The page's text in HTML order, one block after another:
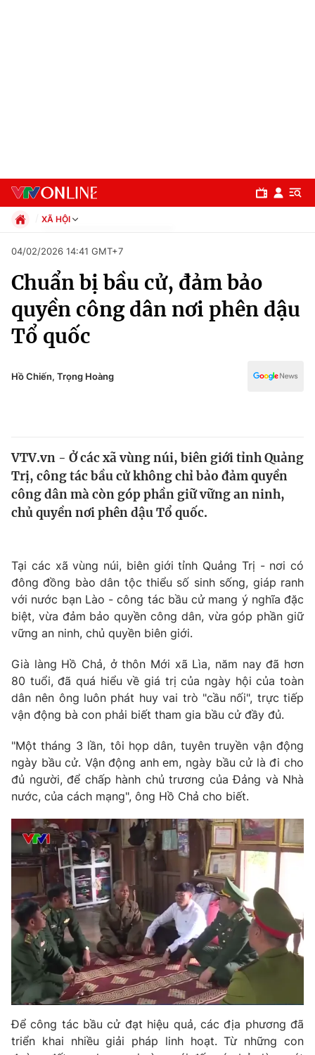
Chuyên mục
Chính trị
Thế giới
Tin tức
Câu chuyện quốc tế
Kinh tế
Thị trường
Góc doanh nghiệp
Dữ liệu và đời sống
Truyền hình
Phim VTV
Hậu trường
Nhân vật
Khán giả
Giải sao mai
Điện ảnh
Âm nhạc
Đời sống
Du lịch
Làm đẹp
Chất lượng cuộc sống
Tuyển sinh
Học trực tuyến
Công nghệ
Hitech Công nghệ tương lai
Sản phẩm
Thị trường
Tư vấn
Lịch phát sóng
Chuyên mục khác
Emagazine Podcast
Photo Infographic
Video Shorts video
VTV Money VTV Thể thao
XÃ HỘI
Xã hội
Pháp luật
Kinh tế
Thể thao
Truyền hình
Văn hóa - Giải trí
Đời sống
04/02/2026 14:41 GMT+7
Chuẩn bị bầu cử, đảm bảo
quyền công dân nơi phên dậu
Tổ quốc
Hồ Chiến, Trọng Hoàng
VTV.vn - Ở các xã vùng núi, biên giới tỉnh Quảng
Trị, công tác bầu cử không chỉ bảo đảm quyền
công dân mà còn góp phần giữ vững an ninh,
chủ quyền nơi phên dậu Tổ quốc.
Tại các xã vùng núi, biên giới tỉnh Quảng Trị - nơi có
đông đồng bào dân tộc thiểu số sinh sống, giáp ranh
với nước bạn Lào - công tác bầu cử mang ý nghĩa đặc
biệt, vừa đảm bảo quyền công dân, vừa góp phần giữ
vững an ninh, chủ quyền biên giới.
Già làng Hồ Chả, ở thôn Mới xã Lìa, năm nay đã hơn
80 tuổi, đã quá hiểu về giá trị của ngày hội của toàn
dân nên ông luôn phát huy vai trò "cầu nối", trực tiếp
vận động bà con phải biết tham gia bầu cử đầy đủ.
"Một tháng 3 lần, tôi họp dân, tuyên truyền vận động
ngày bầu cử. Vận động anh em, ngày bầu cử là đi cho
đủ người, để chấp hành chủ trương của Đảng và Nhà
nước, của cách mạng", ông Hồ Chả cho biết.
Để công tác bầu cử đạt hiệu quả, các địa phương đã
triển khai nhiều giải pháp linh hoạt. Từ những con